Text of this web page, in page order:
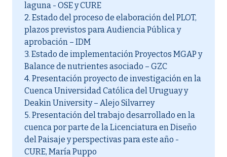
laguna - OSE y CURE
2. Estado del proceso de elaboración del PLOT,
plazos previstos para Audiencia Pública y
aprobación – IDM
3. Estado de implementación Proyectos MGAP y
Balance de nutrientes asociado – GZC
4. Presentación proyecto de investigación en la
Cuenca Universidad Católica del Uruguay y
Deakin University – Alejo Silvarrey
5. Presentación del trabajo desarrollado en la
cuenca por parte de la Licenciatura en Diseño
del Paisaje y perspectivas para este año -
CURE, María Puppo